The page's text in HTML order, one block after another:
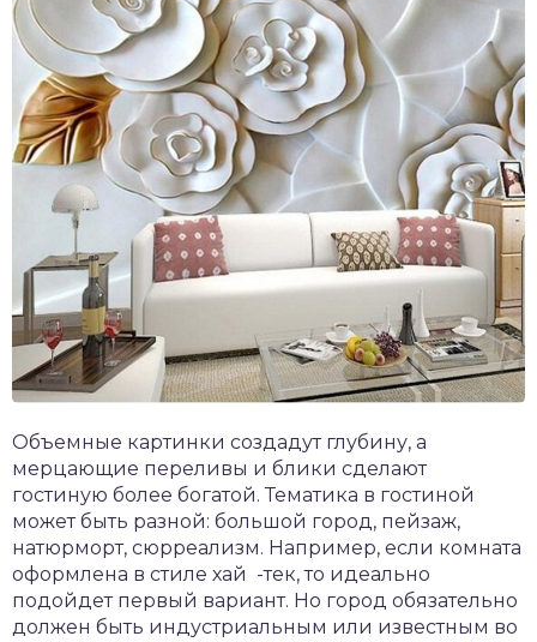
Объемные картинки создадут глубину, а
мерцающие переливы и блики сделают
гостиную более богатой. Тематика в гостиной
может быть разной: большой город, пейзаж,
натюрморт, сюрреализм. Например, если комната
оформлена в стиле хай -тек, то идеально
подойдет первый вариант. Но город обязательно
должен быть индустриальным или известным во